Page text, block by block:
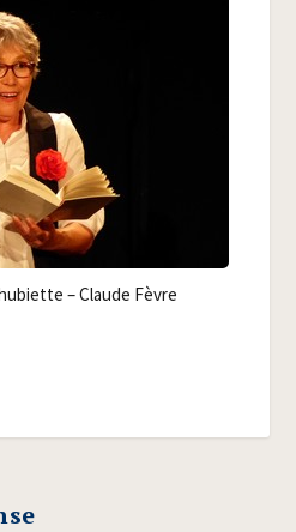
– Claude Fèvre